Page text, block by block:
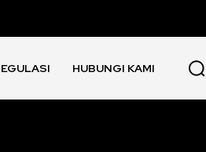
HUBUNGI KAMI